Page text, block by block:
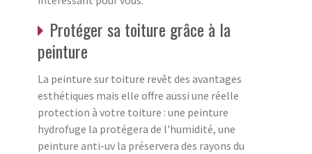
Protéger sa toiture grâce à la
peinture
La peinture sur toiture revêt des avantages
esthétiques mais elle offre aussi une réelle
protection à votre toiture : une peinture
hydrofuge la protégera de l'humidité, une
peinture anti-uv la préservera des rayons du